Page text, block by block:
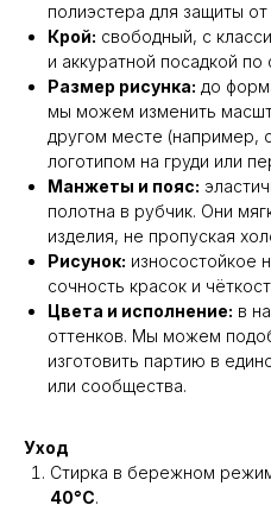
полиэстера для защиты
Крой: свободный, с
и аккуратной посадкой по
Размер рисунка: до
мы можем изменить
другом месте (например,
логотипом на груди или
Манжеты и пояс:
полотна в рубчик. Они
изделия, не пропуская
Рисунок: износостойкое
сочность красок и
Цвета и исполнение: в
оттенков. Мы можем
изготовить партию в
или сообщества.
Уход
Стирка в бережном
40°C.